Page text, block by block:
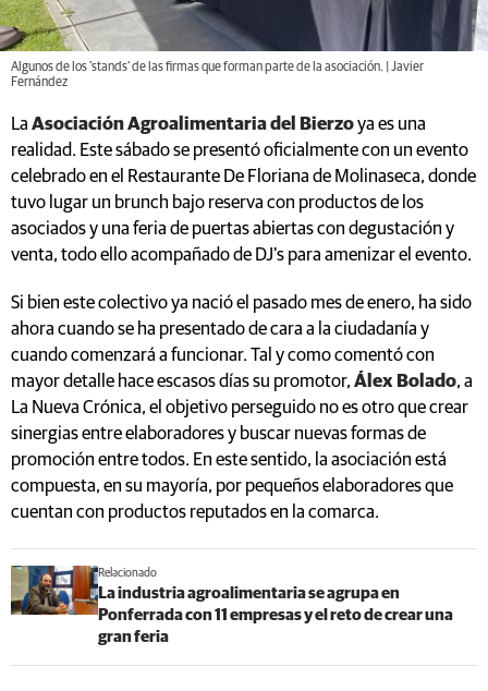
Algunos de los 'stands' de las firmas que forman parte de la asociación. | Javier
Fernández
La Asociación Agroalimentaria del Bierzoya es una
realidad. Este sábado se presentó oficialmente con un evento
celebrado en el Restaurante De Floriana de Molinaseca, donde
tuvo lugar un brunch bajo reserva con productos de los
asociados y una feria de puertas abiertas con degustación y
venta, todo ello acompañado de DJ's para amenizar el evento.
Si bien este colectivo ya nació el pasado mes de enero, ha sido
ahora cuando se ha presentado de cara a la ciudadanía y
cuando comenzará a funcionar. Tal y como comentó con
mayor detalle hace escasos días su promotor, Álex Bolado, a
La Nueva Crónica, el objetivo perseguido no es otro que crear
sinergias entre elaboradores y buscar nuevas formas de
promoción entre todos. En este sentido, la asociación está
compuesta, en su mayoría, por pequeños elaboradores que
cuentan con productos reputados en la comarca.
Relacionado
La industria agroalimentaria se agrupa en
Ponferrada con 11 empresas y el reto de crear una
gran feria